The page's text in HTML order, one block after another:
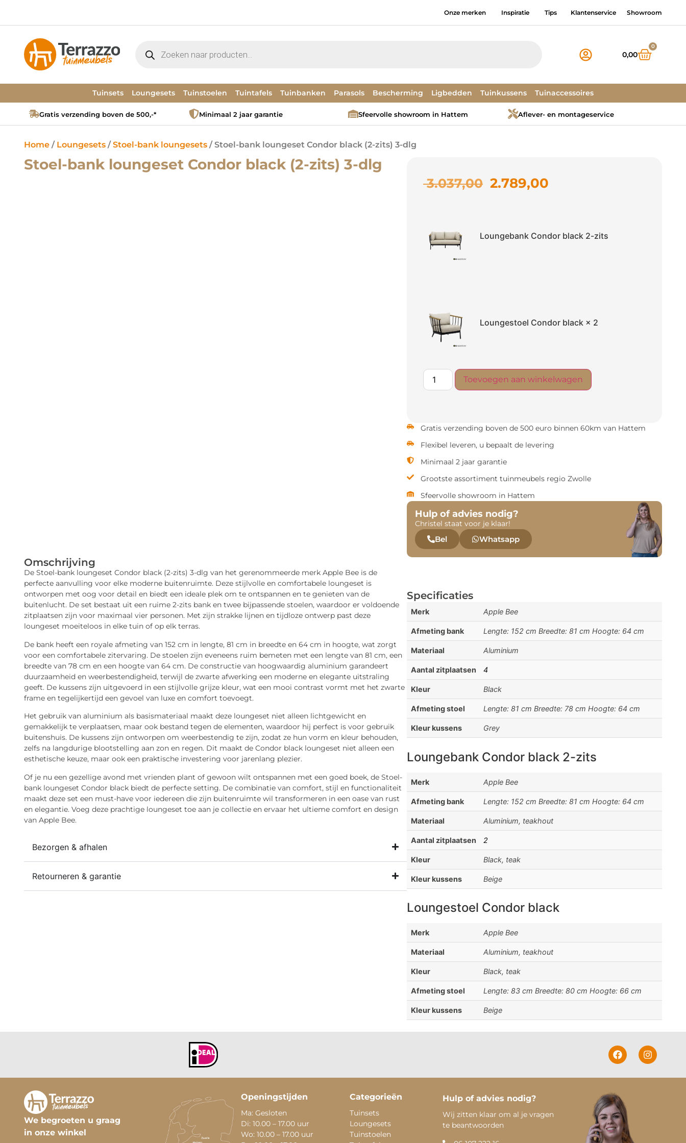
Onze merken Inspiratie Tips Klantenservice Showroom
0,00
0
Tuinsets Loungesets Tuinstoelen Tuintafels Tuinbanken Parasols Bescherming Ligbedden Tuinkussens Tuinaccessoires
Gratis verzending boven de 500,-* Minimaal 2 jaar garantie Sfeervolle showroom in Hattem Aflever- en montageservice
Home / Loungesets /Stoel-bank loungesets / Stoel-bank loungeset Condor black (2-zits) 3-dlg
Stoel-bank loungeset Condor black (2-zits) 3-dlg
3.037,00 2.789,00
Loungebank Condor black 2-zits
Loungestoel Condor black × 2
Toevoegen aan winkelwagen
Gratis verzending boven de 500 euro binnen 60km van Hattem
Flexibel leveren, u bepaalt de levering
Minimaal 2 jaar garantie
Grootste assortiment tuinmeubels regio Zwolle
Sfeervolle showroom in Hattem
Hulp of advies nodig?
Christel staat voor je klaar!
Bel Whatsapp
Omschrijving
De Stoel-bank loungeset Condor black (2-zits) 3-dlg van het gerenommeerde merk Apple Bee is de
perfecte aanvulling voor elke moderne buitenruimte. Deze stijlvolle en comfortabele loungeset is
ontworpen met oog voor detail en biedt een ideale plek om te ontspannen en te genieten van de
buitenlucht. De set bestaat uit een ruime 2-zits bank en twee bijpassende stoelen, waardoor er voldoende
zitplaatsen zijn voor maximaal vier personen. Met zijn strakke lijnen en tijdloze ontwerp past deze
loungeset moeiteloos in elke tuin of op elk terras.
De bank heeft een royale afmeting van 152 cm in lengte, 81 cm in breedte en 64 cm in hoogte, wat zorgt
voor een comfortabele zitervaring. De stoelen zijn eveneens ruim bemeten met een lengte van 81 cm, een
breedte van 78 cm en een hoogte van 64 cm. De constructie van hoogwaardig aluminium garandeert
duurzaamheid en weerbestendigheid, terwijl de zwarte afwerking een moderne en elegante uitstraling
geeft. De kussens zijn uitgevoerd in een stijlvolle grijze kleur, wat een mooi contrast vormt met het zwarte
frame en tegelijkertijd een gevoel van luxe en comfort toevoegt.
Het gebruik van aluminium als basismateriaal maakt deze loungeset niet alleen lichtgewicht en
gemakkelijk te verplaatsen, maar ook bestand tegen de elementen, waardoor hij perfect is voor gebruik
buitenshuis. De kussens zijn ontworpen om weerbestendig te zijn, zodat ze hun vorm en kleur behouden,
zelfs na langdurige blootstelling aan zon en regen. Dit maakt de Condor black loungeset niet alleen een
esthetische keuze, maar ook een praktische investering voor jarenlang plezier.
Of je nu een gezellige avond met vrienden plant of gewoon wilt ontspannen met een goed boek, de Stoel-
bank loungeset Condor black biedt de perfecte setting. De combinatie van comfort, stijl en functionaliteit
maakt deze set een must-have voor iedereen die zijn buitenruimte wil transformeren in een oase van rust
en elegantie. Voeg deze prachtige loungeset toe aan je collectie en ervaar het ultieme comfort en design
van Apple Bee.
Bezorgen & afhalen
Retourneren & garantie
Specificaties
Merk Apple Bee
Afmeting bank Lengte: 152 cm Breedte: 81 cm Hoogte: 64 cm
Materiaal Aluminium
Aantal zitplaatsen 4
Kleur Black
Afmeting stoel Lengte: 81 cm Breedte: 78 cm Hoogte: 64 cm
Kleur kussens Grey
Loungebank Condor black 2-zits
Merk Apple Bee
Afmeting bank Lengte: 152 cm Breedte: 81 cm Hoogte: 64 cm
Materiaal Aluminium, teakhout
Aantal zitplaatsen 2
Kleur Black, teak
Kleur kussens Beige
Loungestoel Condor black
Merk Apple Bee
Materiaal Aluminium, teakhout
Kleur Black, teak
Afmeting stoel Lengte: 83 cm Breedte: 80 cm Hoogte: 66 cm
Kleur kussens Beige
We begroeten u graag
in onze winkel
Openingstijden
Ma: Gesloten
Di: 10.00 – 17.00 uur
Wo: 10.00 – 17.00 uur
Categorieën
Tuinsets
Loungesets
Tuinstoelen
Hulp of advies nodig?
Wij zitten klaar om al je vragen
te beantwoorden